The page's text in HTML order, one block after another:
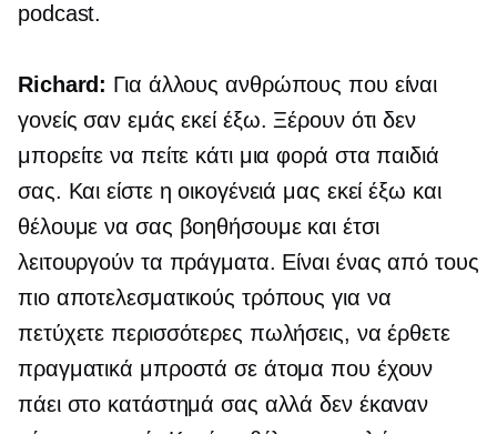
podcast.
Richard: Για άλλους ανθρώπους που είναι
γονείς σαν εμάς εκεί έξω. Ξέρουν ότι δεν
μπορείτε να πείτε κάτι μια φορά στα παιδιά
σας. Και είστε η οικογένειά μας εκεί έξω και
θέλουμε να σας βοηθήσουμε και έτσι
λειτουργούν τα πράγματα. Είναι ένας από τους
πιο αποτελεσματικούς τρόπους για να
πετύχετε περισσότερες πωλήσεις, να έρθετε
πραγματικά μπροστά σε άτομα που έχουν
πάει στο κατάστημά σας αλλά δεν έκαναν